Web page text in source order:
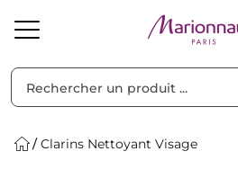
Clarins Nettoyant Visage